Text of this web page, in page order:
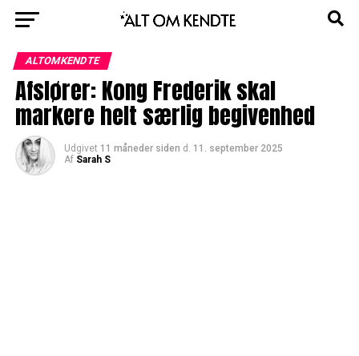
ALTOMKENDTE
Afslører: Kong Frederik skal
markere helt særlig begivenhed
Udgivet 11 måneder siden d. 11. september 2025
Af Sarah S